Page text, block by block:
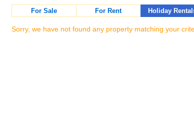
For Sale
For Rent Holiday
Sorry, we have not found any property matching your